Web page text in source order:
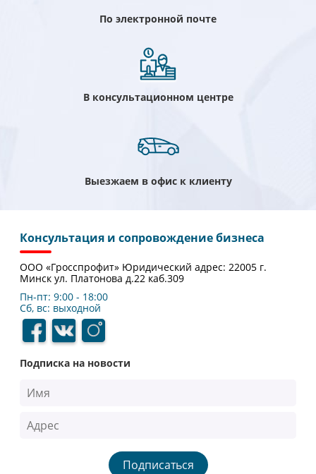
По электронной почте
В консультационном центре
Выезжаем в офис к клиенту
Консультация и сопровождение бизнеса
ООО «Гросспрофит» Юридический адрес: 22005 г.
Минск ул. Платонова д.22 каб.309
Пн-пт: 9:00 - 18:00
Сб, вс: выходной
Подписка на новости
Подписаться